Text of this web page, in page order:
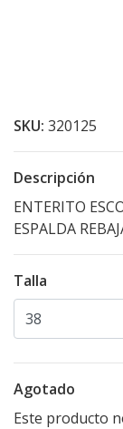
SKU: 320125
Descripción
ENTERITO
ESPALDA
Talla
Agotado
Este producto